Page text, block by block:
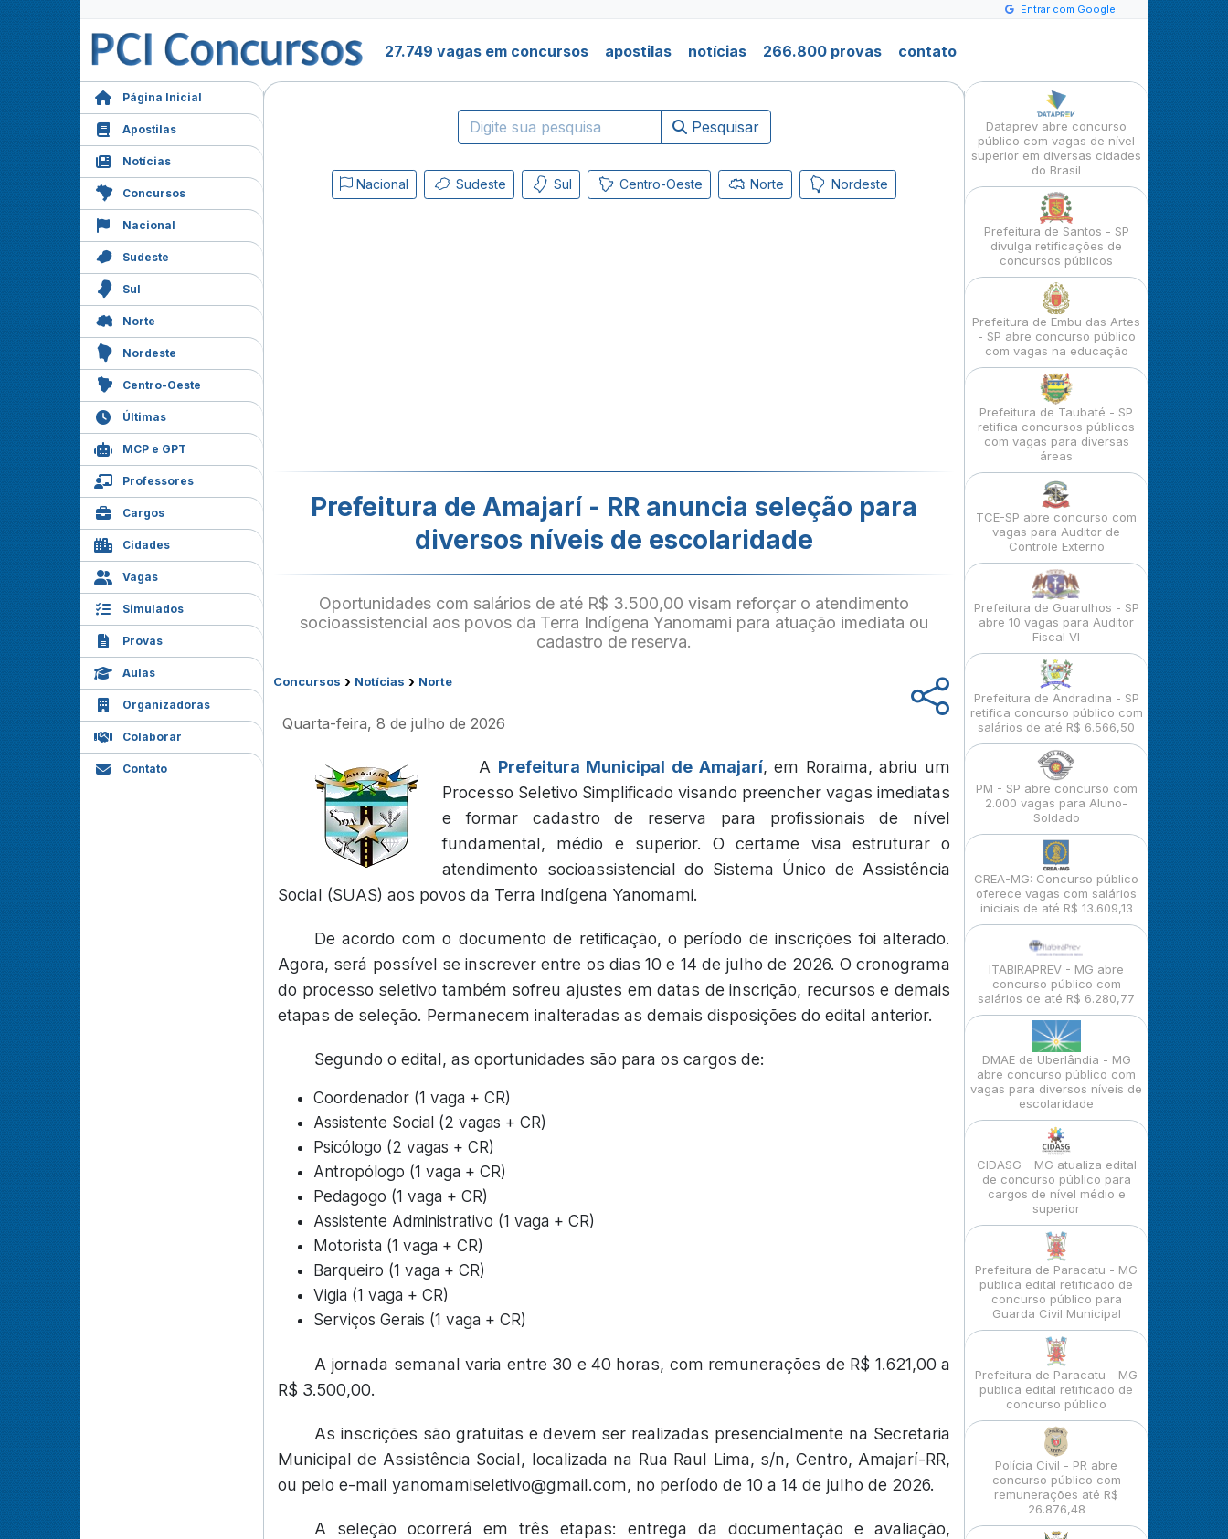
Entrar com Google
27.749 vagas em concursos apostilas notícias 266.800 provas contato
Página Inicial
Apostilas
Notícias
Concursos
Nacional
Sudeste
Sul
Norte
Nordeste
Centro-Oeste
Últimas
MCP e GPT
Professores
Cargos
Cidades
Vagas
Simulados
Provas
Aulas
Organizadoras
Colaborar
Contato
Pesquisar
Nacional Sudeste Sul Centro-Oeste Norte Nordeste
Prefeitura de Amajarí - RR anuncia seleção para
diversos níveis de escolaridade
Oportunidades com salários de até R$ 3.500,00 visam reforçar o atendimento
socioassistencial aos povos da Terra Indígena Yanomami para atuação imediata ou
cadastro de reserva.
Concursos › Notícias › Norte
Quarta-feira, 8 de julho de 2026
A Prefeitura Municipal de Amajarí, em Roraima, abriu um
Processo Seletivo Simplificado visando preencher vagas imediatas
e formar cadastro de reserva para profissionais de nível
fundamental, médio e superior. O certame visa estruturar o
atendimento socioassistencial do Sistema Único de Assistência
Social (SUAS) aos povos da Terra Indígena Yanomami.
De acordo com o documento de retificação, o período de inscrições foi alterado.
Agora, será possível se inscrever entre os dias 10 e 14 de julho de 2026. O cronograma
do processo seletivo também sofreu ajustes em datas de inscrição, recursos e demais
etapas de seleção. Permanecem inalteradas as demais disposições do edital anterior.
Segundo o edital, as oportunidades são para os cargos de:
Coordenador (1 vaga + CR)
Assistente Social (2 vagas + CR)
Psicólogo (2 vagas + CR)
Antropólogo (1 vaga + CR)
Pedagogo (1 vaga + CR)
Assistente Administrativo (1 vaga + CR)
Motorista (1 vaga + CR)
Barqueiro (1 vaga + CR)
Vigia (1 vaga + CR)
Serviços Gerais (1 vaga + CR)
A jornada semanal varia entre 30 e 40 horas, com remunerações de R$ 1.621,00 a
R$ 3.500,00.
As inscrições são gratuitas e devem ser realizadas presencialmente na Secretaria
Municipal de Assistência Social, localizada na Rua Raul Lima, s/n, Centro, Amajarí-RR,
ou pelo e-mail yanomamiseletivo@gmail.com, no período de 10 a 14 de julho de 2026.
A seleção ocorrerá em três etapas: entrega da documentação e avaliação,
Dataprev abre concurso
público com vagas de nível
superior em diversas cidades
do Brasil
Prefeitura de Santos - SP
divulga retificações de
concursos públicos
Prefeitura de Embu das Artes
- SP abre concurso público
com vagas na educação
Prefeitura de Taubaté - SP
retifica concursos públicos
com vagas para diversas
áreas
TCE-SP abre concurso com
vagas para Auditor de
Controle Externo
Prefeitura de Guarulhos - SP
abre 10 vagas para Auditor
Fiscal VI
Prefeitura de Andradina - SP
retifica concurso público com
salários de até R$ 6.566,50
PM - SP abre concurso com
2.000 vagas para Aluno-
Soldado
CREA-MG: Concurso público
oferece vagas com salários
iniciais de até R$ 13.609,13
ITABIRAPREV - MG abre
concurso público com
salários de até R$ 6.280,77
DMAE de Uberlândia - MG
abre concurso público com
vagas para diversos níveis de
escolaridade
CIDASG - MG atualiza edital
de concurso público para
cargos de nível médio e
superior
Prefeitura de Paracatu - MG
publica edital retificado de
concurso público para
Guarda Civil Municipal
Prefeitura de Paracatu - MG
publica edital retificado de
concurso público
Polícia Civil - PR abre
concurso público com
remunerações até R$
26.876,48